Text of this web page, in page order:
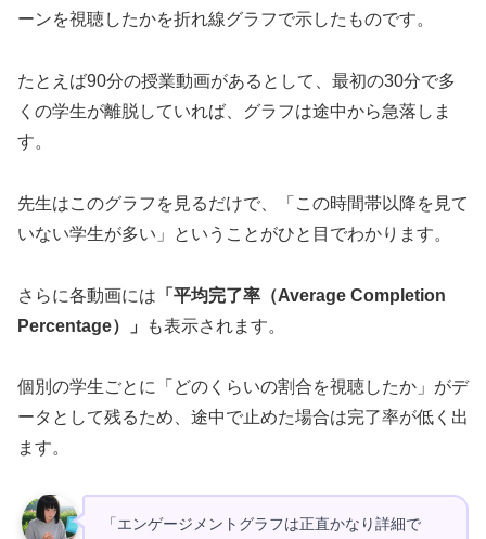
ーンを視聴したかを折れ線グラフで示したものです。
たとえば90分の授業動画があるとして、最初の30分で多
くの学生が離脱していれば、グラフは途中から急落しま
す。
先生はこのグラフを見るだけで、「この時間帯以降を見て
いない学生が多い」ということがひと目でわかります。
さらに各動画には 「平均完了率（Average Completion
Percentage）」
も表示されます。
個別の学生ごとに「どのくらいの割合を視聴したか」がデ
ータとして残るため、途中で止めた場合は完了率が低く出
ます。
「エンゲージメントグラフは正直かなり詳細で